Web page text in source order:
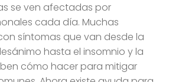
se ven afectadas por
cada día. Muchas
síntomas que van desde la
hasta el insomnio y la
cómo hacer para mitigar